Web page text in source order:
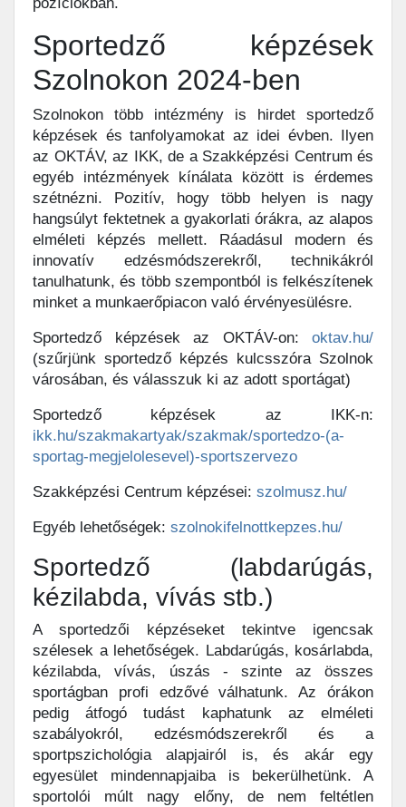
Sportedző képzések
Szolnokon 2024-ben
Szolnokon több intézmény is hirdet sportedző
képzések és tanfolyamokat az idei évben. Ilyen
az OKTÁV, az IKK, de a Szakképzési Centrum és
egyéb intézmények kínálata között is érdemes
szétnézni. Pozitív, hogy több helyen is nagy
hangsúlyt fektetnek a gyakorlati órákra, az alapos
elméleti képzés mellett. Ráadásul modern és
innovatív edzésmódszerekről, technikákról
tanulhatunk, és több szempontból is felkészítenek
minket a munkaerőpiacon való érvényesülésre.
Sportedző képzések az OKTÁV-on: oktav.hu/
(szűrjünk sportedző képzés kulcsszóra Szolnok
városában, és válasszuk ki az adott sportágat)
Sportedző képzések az IKK-n:
ikk.hu/szakmakartyak/szakmak/sportedzo-(a-
sportag-megjelolesevel)-sportszervezo
Szakképzési Centrum képzései: szolmusz.hu/
Egyéb lehetőségek: szolnokifelnottkepzes.hu/
Sportedző (labdarúgás,
kézilabda, vívás stb.)
A sportedzői képzéseket tekintve igencsak
szélesek a lehetőségek. Labdarúgás, kosárlabda,
kézilabda, vívás, úszás - szinte az összes
sportágban profi edzővé válhatunk. Az órákon
pedig átfogó tudást kaphatunk az elméleti
szabályokról, edzésmódszerekről és a
sportpszichológia alapjairól is, és akár egy
egyesület mindennapjaiba is bekerülhetünk. A
sportolói múlt nagy előny, de nem feltétlen